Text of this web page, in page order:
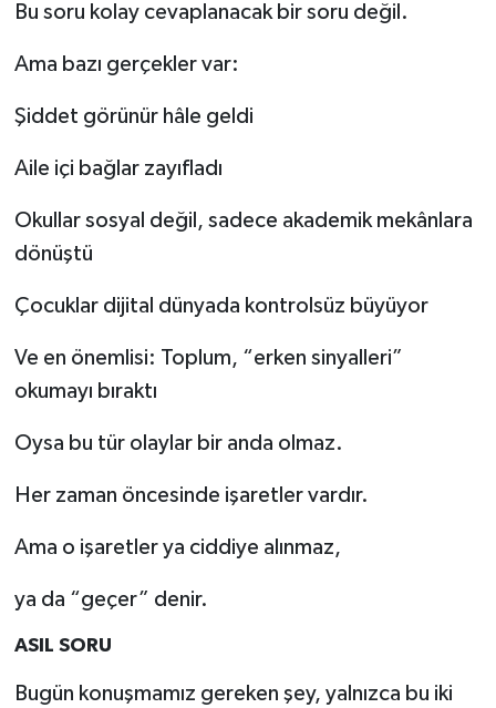
Bu soru kolay cevaplanacak bir soru değil.
Ama bazı gerçekler var:
Şiddet görünür hâle geldi
Aile içi bağlar zayıfladı
Okullar sosyal değil, sadece akademik mekânlara
dönüştü
Çocuklar dijital dünyada kontrolsüz büyüyor
Ve en önemlisi: Toplum, “erken sinyalleri”
okumayı bıraktı
Oysa bu tür olaylar bir anda olmaz.
Her zaman öncesinde işaretler vardır.
Ama o işaretler ya ciddiye alınmaz,
ya da “geçer” denir.
ASIL SORU
Bugün konuşmamız gereken şey, yalnızca bu iki